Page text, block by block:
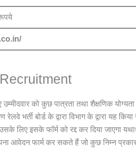
को कुछ पात्रता तथा शैक्षणिक
भर्ती बोर्ड के द्वारा विभाग के द्वारा यह
लिए इसके फॉर्म को रद्द कर दिया जाएगा
आवेदन फार्म कर सकते हैं जो कुछ निम्न